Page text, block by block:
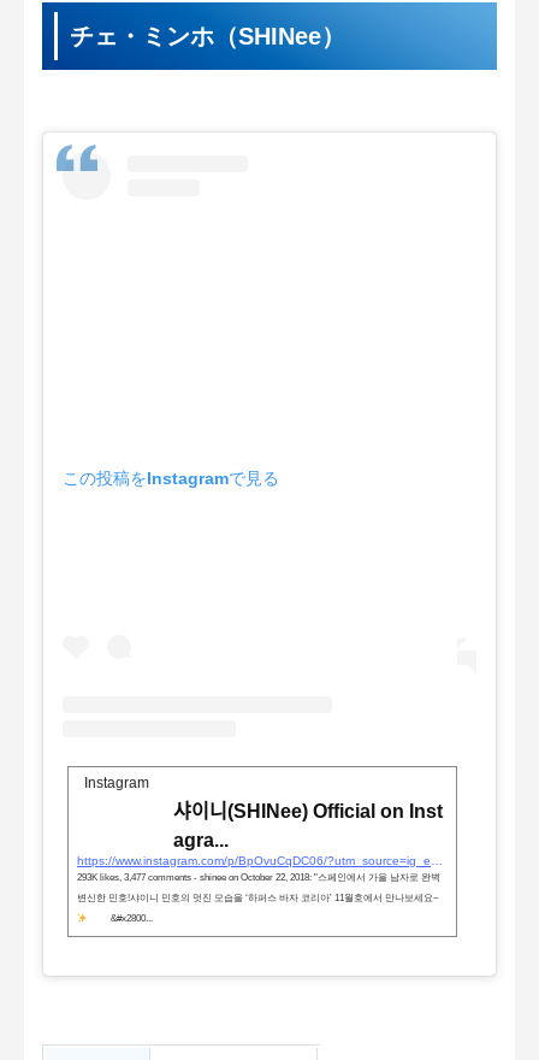
チェ・ミンホ（SHINee）
この投稿をInstagramで見る
Instagram
샤이니(SHINee) Official on Inst
agra...
https://www.instagram.com/p/BpOvuCqDC06/?utm_source=ig_embed&#038;utm_campaign=loading
293K likes, 3,477 comments - shinee on October 22, 2018: "스페인에서 가을 남자로 완벽
변신한 민호!샤이니 민호의 멋진 모습을 ‘하퍼스 바자 코리아’ 11월호에서 만나보세요~
⠀⠀⠀&#x2800...